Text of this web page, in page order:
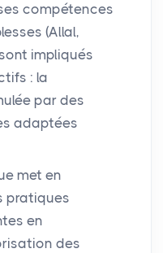
compétences
(Allal,
impliqués
: la
par des
adaptées
met en
pratiques
en
des